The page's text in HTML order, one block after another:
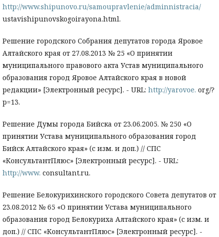
http://www.shipunovo.ru/samoupravlenie/adminnistracia/
ustavishipunovskogoirayona.html.
Решение городского Собрания депутатов города Яровое
Алтайского края от 27.08.2013 № 25 «О принятии
муниципального правового акта Устав муниципального
образования город Яровое Алтайского края в новой
редакции» [Электронный ресурс]. - URL: http://yarovoe. org/?
p=13.
Решение Думы города Бийска от 23.06.2005. № 250 «О
принятии Устава муниципального образования город
Бийск Алтайского края» (с изм. и доп.) // СПС
«КонсультантПлюс» [Электронный ресурс]. - URL:
http://www. consultant.ru.
Решение Белокурихинского городского Совета депутатов от
23.08.2012 № 65 «О принятии Устава муниципального
образования город Белокуриха Алтайского края» (с изм. и
доп.) // СПС «КонсультантПлюс» [Электронный ресурс]. -